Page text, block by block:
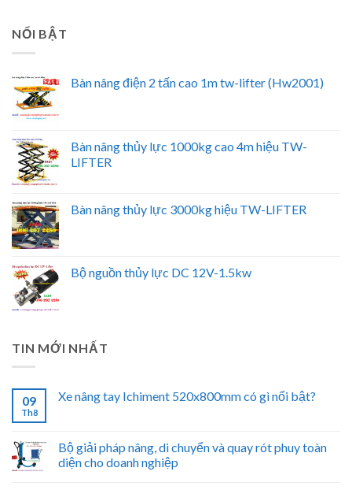
NỔI BẬT
Bàn nâng điện 2 tấn cao 1m tw-lifter (Hw2001)
Bàn nâng thủy lực 1000kg cao 4m hiệu TW-
LIFTER
Bàn nâng thủy lực 3000kg hiệu TW-LIFTER
Bộ nguồn thủy lực DC 12V-1.5kw
TIN MỚI NHẤT
09
Th8
Xe nâng tay Ichiment 520x800mm có gì nổi bật?
Bộ giải pháp nâng, di chuyển và quay rót phuy toàn
diện cho doanh nghiệp